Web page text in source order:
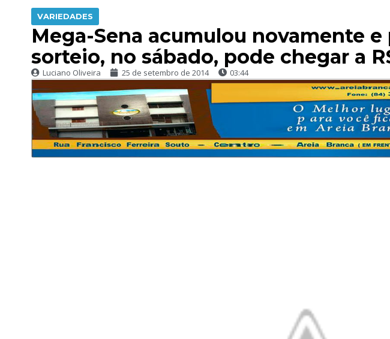
VARIEDADES
Mega-Sena acumulou novamente
sorteio, no sábado, pode chegar a
Luciano Oliveira 25 de setembro de 2014 03:44